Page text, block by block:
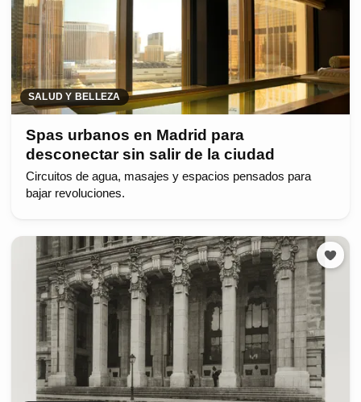
SALUD Y BELLEZA
Spas urbanos en Madrid para
desconectar sin salir de la ciudad
Circuitos de agua, masajes y espacios pensados para
bajar revoluciones.